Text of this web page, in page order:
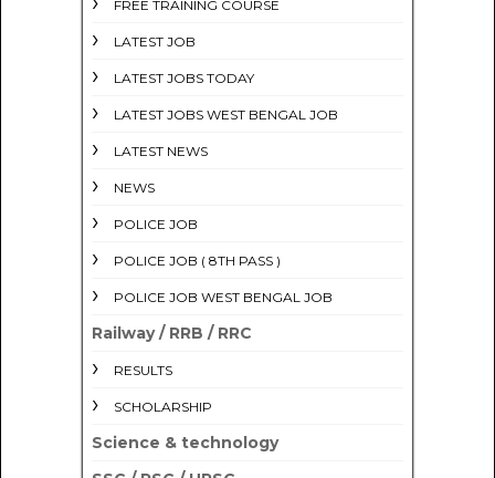
FREE TRAINING COURSE
LATEST JOB
LATEST JOBS TODAY
LATEST JOBS WEST BENGAL JOB
LATEST NEWS
NEWS
POLICE JOB
POLICE JOB ( 8TH PASS )
POLICE JOB WEST BENGAL JOB
Railway / RRB / RRC
RESULTS
SCHOLARSHIP
Science & technology